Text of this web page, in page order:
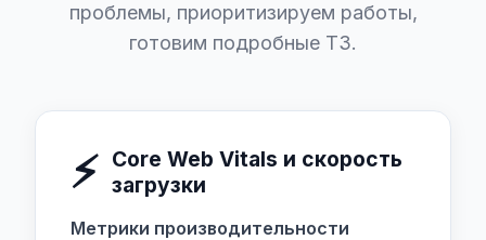
проблемы, приоритизируем работы,
готовим подробные ТЗ.
⚡ Core Web Vitals и скорость
загрузки
Метрики производительности